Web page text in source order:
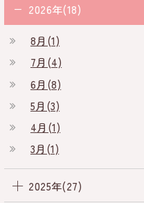
2026年(18)
8月(1)
7月(4)
6月(8)
5月(3)
4月(1)
3月(1)
2025年(27)